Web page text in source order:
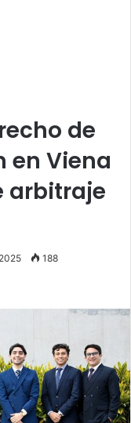
de
en Viena
arbitraje
188